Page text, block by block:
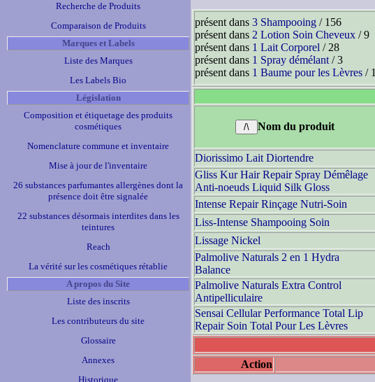
Recherche de Produits
Comparaison de Produits
Marques et Labels
Liste des Marques
Les Labels Bio
Législation
Composition et étiquetage des produits
cosmétiques
Nomenclature commune et inventaire
Mise à jour de l'inventaire
26 substances parfumantes allergènes dont la
présence doit être signalée
22 substances désormais interdites dans les
teintures
Reach
La vérité sur les cosmétiques rétablie
A propos du Site
Liste des inscrits
Les contributeurs du site
Glossaire
Annexes
Historique
présent dans 3 Shampooing / 156
présent dans 2 Lotion Soin Cheveux / 9
présent dans 1 Lait Corporel / 28
présent dans 1 Spray démélant / 3
présent dans 1 Baume pour les Lèvres /
Nom du produit
Diorissimo Lait Diortendre
Gliss Kur Hair Repair Spray Démêlage
Anti-noeuds Liquid Silk Gloss
Intense Repair Rinçage Nutri-Soin
Liss-Intense Shampooing Soin
Lissage Nickel
Palmolive Naturals 2 en 1 Hydra
Balance
Palmolive Naturals Extra Control
Antipelliculaire
Sensai Cellular Performance Total Lip
Repair Soin Total Pour Les Lèvres
Action